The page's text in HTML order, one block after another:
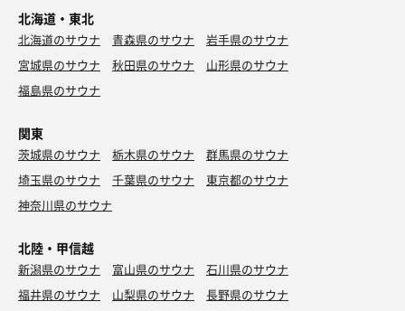
北海道・東北
北海道のサウナ 青森県のサウナ
岩手県のサウナ
宮城県のサウナ
秋田県のサウナ
山形県のサウナ
福島県のサウナ
関東
茨城県のサウナ 栃木県のサウナ
群馬県のサウナ
埼玉県のサウナ
千葉県のサウナ
東京都のサウナ
神奈川県のサウナ
北陸・甲信越
新潟県のサウナ 富山県のサウナ
石川県のサウナ
福井県のサウナ
山梨県のサウナ 長野県のサウナ